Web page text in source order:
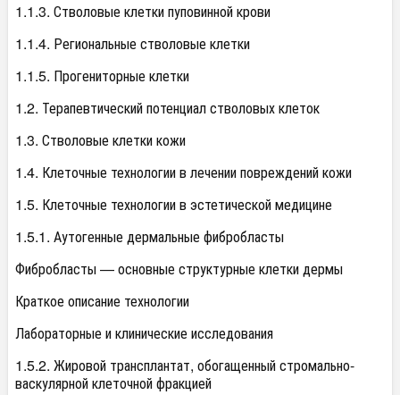
1.1.3. Стволовые клетки пуповинной крови
1.1.4. Региональные стволовые клетки
1.1.5. Прогениторные клетки
1.2. Терапевтический потенциал стволовых клеток
1.3. Стволовые клетки кожи
1.4. Клеточные технологии в лечении повреждений кожи
1.5. Клеточные технологии в эстетической медицине
1.5.1. Аутогенные дермальные фибробласты
Фибробласты — основные структурные клетки дермы
Краткое описание технологии
Лабораторные и клинические исследования
1.5.2. Жировой трансплантат, обогащенный стромально-
васкулярной клеточной фракцией